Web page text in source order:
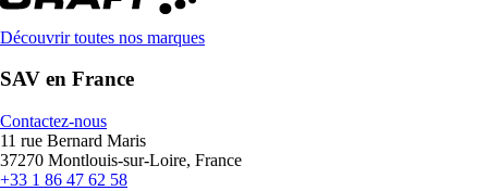
Découvrir toutes nos marques
SAV en France
Contactez-nous
11 rue Bernard Maris
37270 Montlouis-sur-Loire, France
+33 1 86 47 62 58